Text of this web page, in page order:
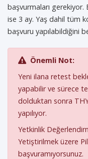
başvurmaları
ise 3 ay. Yaş dahil tüm
başvuru yapılabildiğini
Önemli Not:
Yeni ilana retest
yapabilir ve sürece
dolduktan sonra
yapılıyor.
Yetkinlik
Yetiştirilmek üzere
başvuramıyorsunuz.